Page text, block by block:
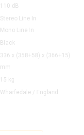
110 dB
Stereo Line In
Mono Line In
Black
336 x (358+58) x (366+15)
mm
15 kg
Wharfedale / England